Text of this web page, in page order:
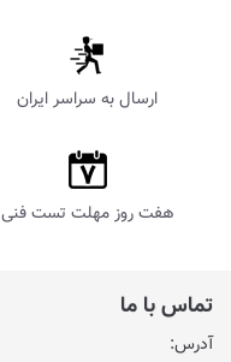
ارسال به سراسر ایران
هفت روز مهلت تست فنی
تماس با ما
آدرس: